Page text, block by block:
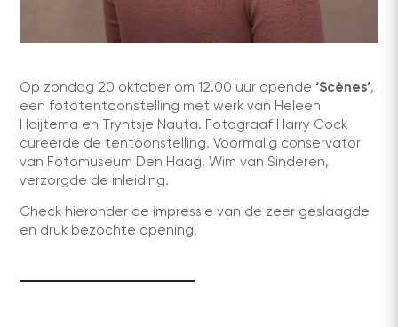
Op zondag 20 oktober om 12.00 uur opende ‘Scènes’,
een fototentoonstelling met werk van Heleen
Haijtema en Tryntsje Nauta. Fotograaf Harry Cock
cureerde de tentoonstelling. Voormalig conservator
van Fotomuseum Den Haag, Wim van Sinderen,
verzorgde de inleiding.
Check hieronder de impressie van de zeer geslaagde
en druk bezochte opening!